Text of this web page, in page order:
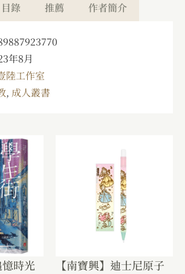
目錄 推薦 作者簡介
年8月
陸工作室
, 成人叢書
時光
【南寶興】迪士尼原子